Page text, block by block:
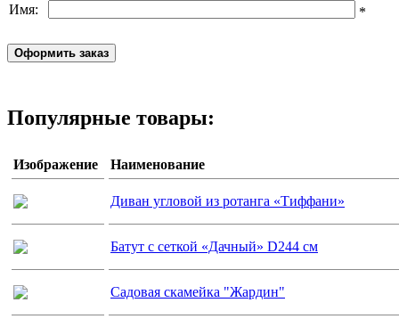
Имя: *
Популярные товары:
Изображение Наименование
Диван угловой из ротанга «Тиффани»
Батут с сеткой «Дачный» D244 см
Садовая скамейка "Жардин"